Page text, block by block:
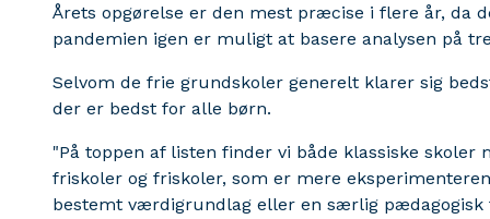
Årets opgørelse er den mest præcise i flere år, da
pandemien igen er muligt at basere analysen på
Selvom de frie grundskoler generelt klarer sig
der er bedst for alle børn.
"På toppen af listen finder vi både klassiske
friskoler og friskoler, som er mere
bestemt værdigrundlag eller en særlig pædagogisk